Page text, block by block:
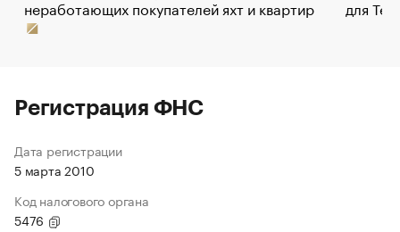
неработающих покупателей яхт и квартир
для
Регистрация ФНС
Дата регистрации
5 марта 2010
Код налогового органа
5476